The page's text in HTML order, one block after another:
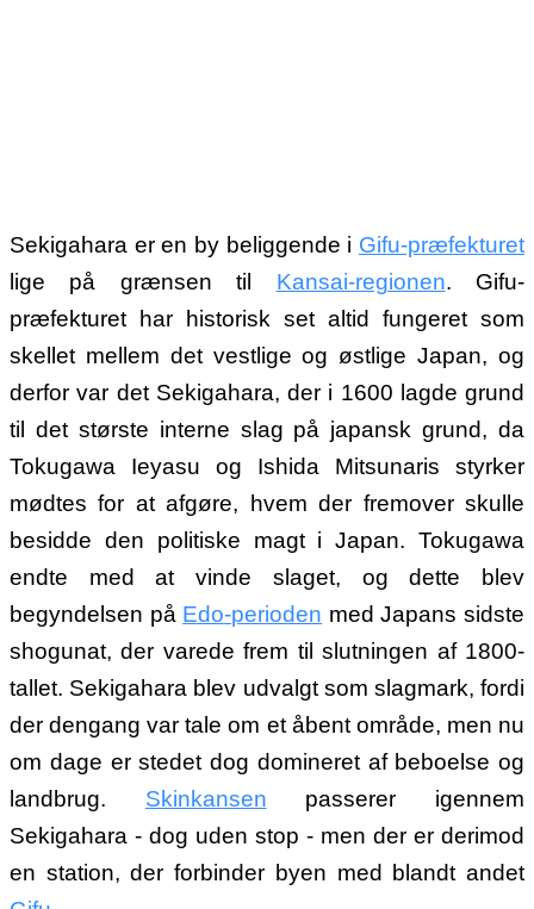
Sekigahara er en by beliggende i Gifu-præfekturet
lige på grænsen til Kansai-regionen. Gifu-
præfekturet har historisk set altid fungeret som
skellet mellem det vestlige og østlige Japan, og
derfor var det Sekigahara, der i 1600 lagde grund
til det største interne slag på japansk grund, da
Tokugawa Ieyasu og Ishida Mitsunaris styrker
mødtes for at afgøre, hvem der fremover skulle
besidde den politiske magt i Japan. Tokugawa
endte med at vinde slaget, og dette blev
begyndelsen på Edo-perioden med Japans sidste
shogunat, der varede frem til slutningen af 1800-
tallet. Sekigahara blev udvalgt som slagmark, fordi
der dengang var tale om et åbent område, men nu
om dage er stedet dog domineret af beboelse og
landbrug. Skinkansen passerer igennem
Sekigahara - dog uden stop - men der er derimod
en station, der forbinder byen med blandt andet